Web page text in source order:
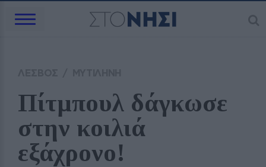
Πίτμπουλ δάγκωσε
στην κοιλιά
εξάχρονο!